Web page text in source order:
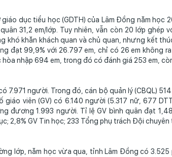
dục tiểu học (GDTH) của Lâm Đồng năm
31,2 em/lớp. Tuy nhiên, vẫn còn 20 lớp
khó khăn khách quan và chủ quan, nhưng kết
đạt 99,9% với 26.797 em, chỉ có 26 em không
hòa nhập 694 em, trong đó có đánh giá 253 em,
7.971 người. Trong đó, cán bộ quản lý (CBQL)
giáo viên (GV) có 6.140 người (5.317 nữ, 677
đương 1.993 người. Tỉ lệ GV bình quân đạt 1,48
2,8% GV Tin học; 233 Tổng phụ trách Đội
lớp, năm học vừa qua, tỉnh Lâm Đồng có 3.525